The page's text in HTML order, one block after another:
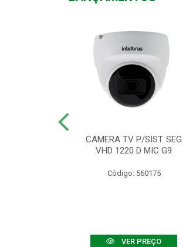
CAMERA TV P/SIST. SEG
VHD 1220 D MIC G9
Código: 560175
VER PREÇO